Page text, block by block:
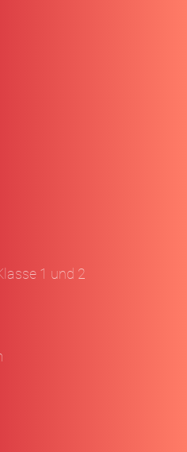
1 und 2